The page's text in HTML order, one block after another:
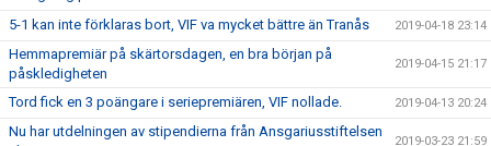
5-1 kan inte förklaras bort, VIF va mycket bättre än Tranås 2019-04-18 23:14
Hemmapremiär på skärtorsdagen, en bra början på
påskledigheten
2019-04-15 21:17
Tord fick en 3 poängare i seriepremiären, VIF nollade. 2019-04-13 20:24
Nu har utdelningen av stipendierna från Ansgariusstiftelsen
2019-03-23 21:59